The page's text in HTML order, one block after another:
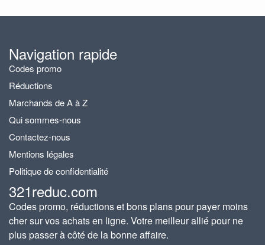
Navigation rapide
Codes promo
Réductions
Marchands de A à Z
Qui sommes-nous
Contactez-nous
Mentions légales
Politique de confidentialité
321reduc.com
Codes promo, réductions et bons plans pour payer moins
cher sur vos achats en ligne. Votre meilleur allié pour ne
plus passer à côté de la bonne affaire.